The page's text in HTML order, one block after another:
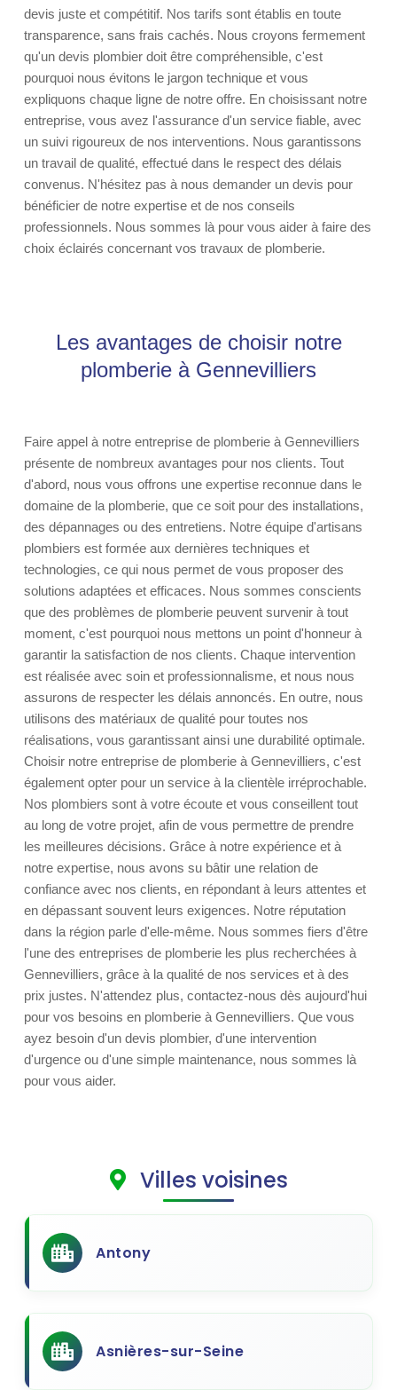
devis juste et compétitif. Nos tarifs sont établis en toute
transparence, sans frais cachés. Nous croyons fermement
qu'un devis plombier doit être compréhensible, c'est
pourquoi nous évitons le jargon technique et vous
expliquons chaque ligne de notre offre. En choisissant notre
entreprise, vous avez l'assurance d'un service fiable, avec
un suivi rigoureux de nos interventions. Nous garantissons
un travail de qualité, effectué dans le respect des délais
convenus. N'hésitez pas à nous demander un devis pour
bénéficier de notre expertise et de nos conseils
professionnels. Nous sommes là pour vous aider à faire des
choix éclairés concernant vos travaux de plomberie.
Les avantages de choisir notre
plomberie à Gennevilliers
Faire appel à notre entreprise de plomberie à Gennevilliers
présente de nombreux avantages pour nos clients. Tout
d'abord, nous vous offrons une expertise reconnue dans le
domaine de la plomberie, que ce soit pour des installations,
des dépannages ou des entretiens. Notre équipe d'artisans
plombiers est formée aux dernières techniques et
technologies, ce qui nous permet de vous proposer des
solutions adaptées et efficaces. Nous sommes conscients
que des problèmes de plomberie peuvent survenir à tout
moment, c'est pourquoi nous mettons un point d'honneur à
garantir la satisfaction de nos clients. Chaque intervention
est réalisée avec soin et professionnalisme, et nous nous
assurons de respecter les délais annoncés. En outre, nous
utilisons des matériaux de qualité pour toutes nos
réalisations, vous garantissant ainsi une durabilité optimale.
Choisir notre entreprise de plomberie à Gennevilliers, c'est
également opter pour un service à la clientèle irréprochable.
Nos plombiers sont à votre écoute et vous conseillent tout
au long de votre projet, afin de vous permettre de prendre
les meilleures décisions. Grâce à notre expérience et à
notre expertise, nous avons su bâtir une relation de
confiance avec nos clients, en répondant à leurs attentes et
en dépassant souvent leurs exigences. Notre réputation
dans la région parle d'elle-même. Nous sommes fiers d'être
l'une des entreprises de plomberie les plus recherchées à
Gennevilliers, grâce à la qualité de nos services et à des
prix justes. N'attendez plus, contactez-nous dès aujourd'hui
pour vos besoins en plomberie à Gennevilliers. Que vous
ayez besoin d'un devis plombier, d'une intervention
d'urgence ou d'une simple maintenance, nous sommes là
pour vous aider.
Villes voisines
Antony
Asnières-sur-Seine